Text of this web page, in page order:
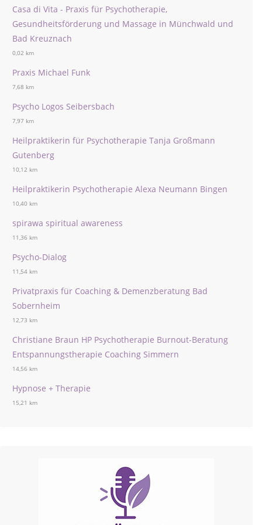
Casa di Vita - Praxis für Psychotherapie,
Gesundheitsförderung und Massage in Münchwald und
Bad Kreuznach
0,02 km
Praxis Michael Funk
7,68 km
Psycho Logos Seibersbach
7,97 km
Heilpraktikerin für Psychotherapie Tanja Großmann
Gutenberg
10,12 km
Heilpraktikerin Psychotherapie Alexa Neumann Bingen
10,40 km
spirawa spiritual awareness
11,36 km
Psycho-Dialog
11,54 km
Privatpraxis für Coaching & Demenzberatung Bad
Sobernheim
12,73 km
Christiane Braun HP Psychotherapie Burnout-Beratung
Entspannungstherapie Coaching Simmern
14,56 km
Hypnose + Therapie
15,21 km